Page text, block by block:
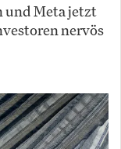
und Meta jetzt
nervös